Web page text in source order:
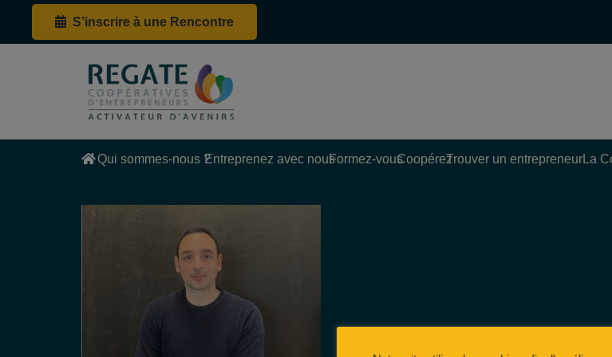
S’inscrire à une Rencontre
Qui sommes-nous ?Entreprenez avec nousFormez-vousCoopérezTrouver un entrepreneurLa